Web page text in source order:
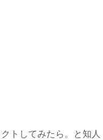
トしてみたら。と知人